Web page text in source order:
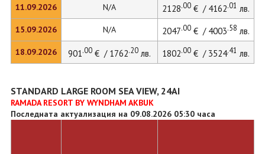
11.09.2026
15.09.2026
18.09.2026
N/A 2128.00€ / 4162.01 лв.
N/A 2047.00€ / 4003.58 лв.
901.00€ / 1762.20лв. 1802.00€ / 3524.41 лв.
STANDARD LARGE ROOM SEA VIEW, 24AI
RAMADA RESORT BY WYNDHAM AKBUK
Последната актуализация на 09.08.2026 05:30 часа